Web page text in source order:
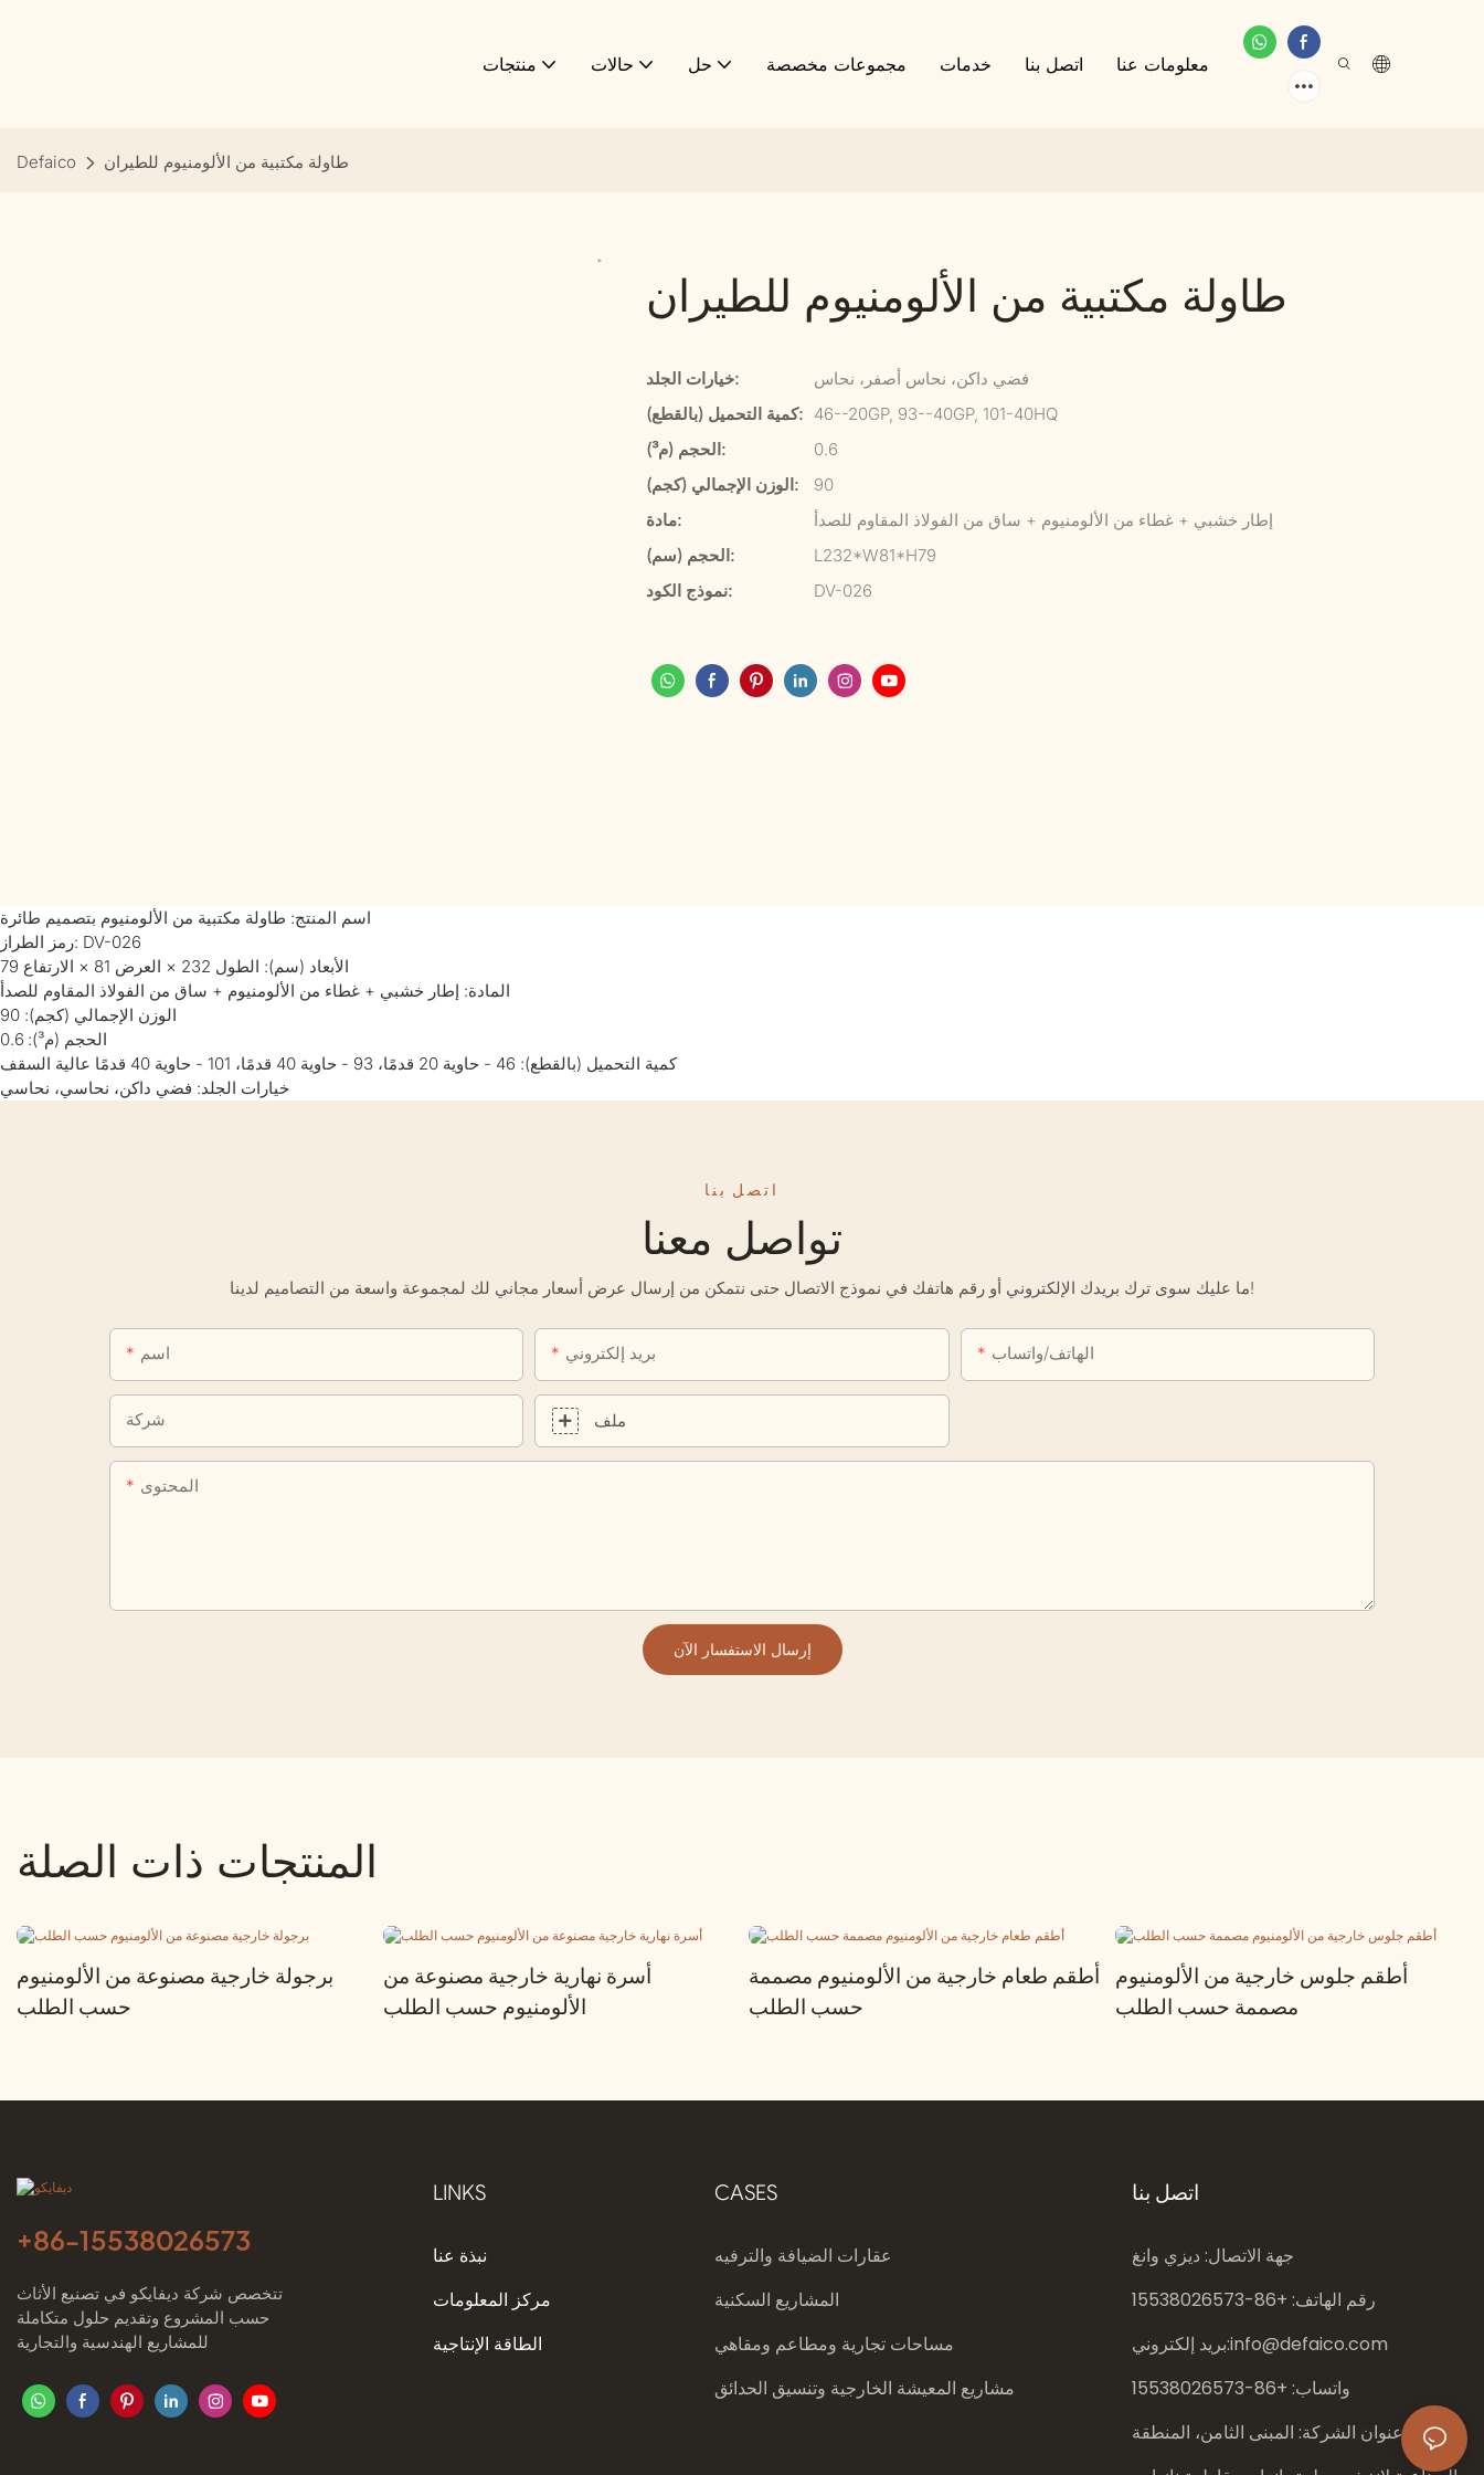
منتجات حالات حل مجموعات مخصصة خدمات اتصل بنا معلومات عنا
Defaico طاولة مكتبية من الألومنيوم للطيران
طاولة مكتبية من الألومنيوم للطيران
خيارات الجلد:
فضي داكن، نحاس أصفر، نحاس
كمية التحميل (بالقطع): 46--20GP, 93--40GP, 101-40HQ
الحجم (م³):
0.6
الوزن الإجمالي (كجم):
90
مادة:
إطار خشبي + غطاء من الألومنيوم + ساق من الفولاذ المقاوم للصدأ
الحجم (سم):
L232*W81*H79
نموذج الكود:
DV-026
اسم المنتج: طاولة مكتبية من الألومنيوم بتصميم طائرة
رمز الطراز: DV-026
الأبعاد (سم): الطول 232 × العرض 81 × الارتفاع 79
المادة: إطار خشبي + غطاء من الألومنيوم + ساق من الفولاذ المقاوم للصدأ
الوزن الإجمالي (كجم): 90
الحجم (م³): 0.6
كمية التحميل (بالقطع): 46 - حاوية 20 قدمًا، 93 - حاوية 40 قدمًا، 101 - حاوية 40 قدمًا عالية السقف
خيارات الجلد: فضي داكن، نحاسي، نحاسي
اتصل بنا
تواصل معنا
ما عليك سوى ترك بريدك الإلكتروني أو رقم هاتفك في نموذج الاتصال حتى نتمكن من إرسال عرض أسعار مجاني لك لمجموعة واسعة من التصاميم لدينا!
اسم بريد إلكتروني الهاتف/واتساب
شركة ملف
المحتوى
إرسال الاستفسار الآن
المنتجات ذات الصلة
برجولة خارجية مصنوعة من الألومنيوم
حسب الطلب
أسرة نهارية خارجية مصنوعة من
الألومنيوم حسب الطلب
أطقم طعام خارجية من الألومنيوم مصممة
حسب الطلب
أطقم جلوس خارجية من الألومنيوم
مصممة حسب الطلب
+86-15538026573
تتخصص شركة ديفايكو في تصنيع الأثاث
حسب المشروع وتقديم حلول متكاملة
للمشاريع الهندسية والتجارية
LINKS
نبذة عنا
مركز المعلومات
الطاقة الإنتاجية
CASES
عقارات الضيافة والترفيه
المشاريع السكنية
مساحات تجارية ومطاعم ومقاهي
مشاريع المعيشة الخارجية وتنسيق الحدائق
اتصل بنا
جهة الاتصال: ديزي وانغ
رقم الهاتف: +86-
15538026573
بريد إلكتروني:info@defaico.com
واتساب: +86-
15538026573
عنوان الشركة: المبنى الثامن، المنطقة